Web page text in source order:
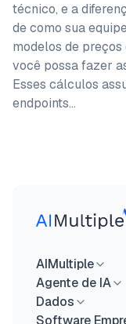
técnico, e a
de como sua
modelos de
você possa fazer
Esses cálculos
endpoints…
AIMultiple
Agente de IA
Dados
Software